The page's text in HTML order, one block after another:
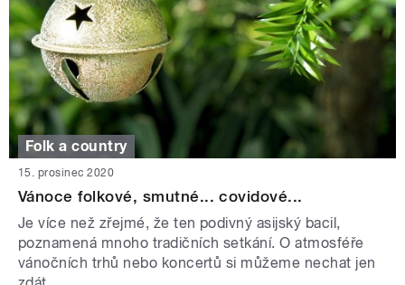
Folk a country
15. prosinec 2020
Vánoce folkové, smutné... covidové...
Je více než zřejmé, že ten podivný asijský bacil,
poznamená mnoho tradičních setkání. O atmosféře
vánočních trhů nebo koncertů si můžeme nechat jen